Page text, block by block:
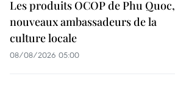
Les produits OCOP de Phu Quoc,
nouveaux ambassadeurs de la
culture locale
08/08/2026 05:00